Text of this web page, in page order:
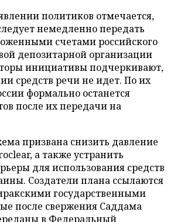
политиков отмечается,
немедленно передать
счетами российского
депозитарной организации
инициативы подчеркивают,
средств речи не идет. По их
формально останется
после их передачи на
призвана снизить давление
а также устранить
для использования средств
Создатели плана ссылаются
государственными
после свержения Саддама
в Федеральный